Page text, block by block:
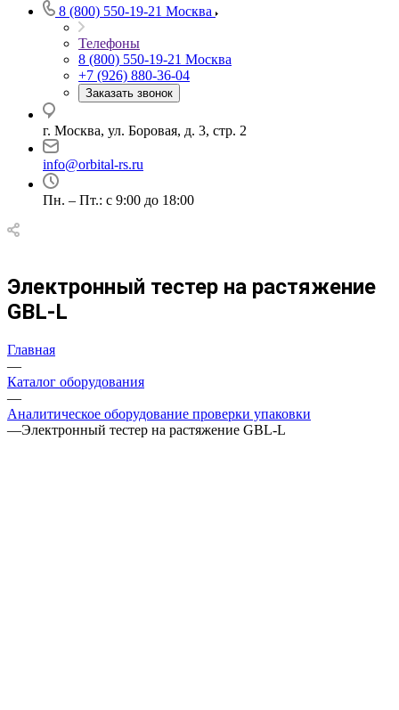
8 (800) 550-19-21 Москва
Телефоны
8 (800) 550-19-21 Москва
+7 (926) 880-36-04
Заказать звонок
г. Москва, ул. Боровая, д. 3, стр. 2
info@orbital-rs.ru
Пн. – Пт.: с 9:00 до 18:00
Электронный тестер на растяжение
GBL-L
Главная
—
Каталог оборудования
—
Аналитическое оборудование проверки упаковки
—Электронный тестер на растяжение GBL-L